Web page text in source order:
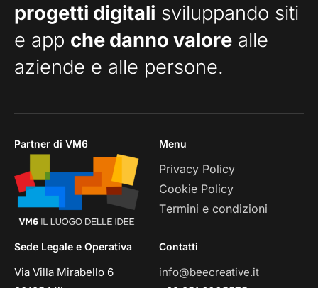
progetti digitali sviluppando siti
e app che danno valore alle
aziende e alle persone.
Partner di VM6 Menu
Privacy Policy
Cookie Policy
Termini e condizioni
Sede Legale e Operativa
Via Villa Mirabello 6
Contatti
info@beecreative.it